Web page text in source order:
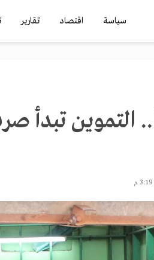
سياسة اقتصاد تقارير
التموين